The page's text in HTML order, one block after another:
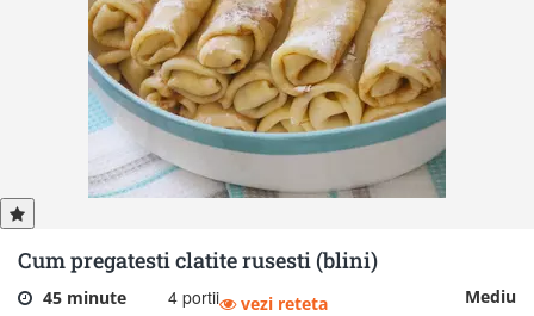
Cum pregatesti clatite rusesti (blini)
45 minute 4 portii Mediu
vezi reteta